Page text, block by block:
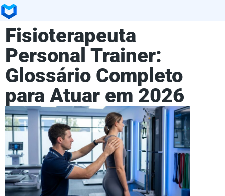
Fisioterapeuta
Personal Trainer:
Glossário Completo
para Atuar em 2026